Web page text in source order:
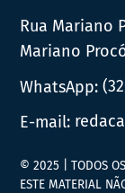
Rua Mariano
Mariano
WhatsApp:
E-mail:
© 2025 | TODOS OS
ESTE MATERIAL